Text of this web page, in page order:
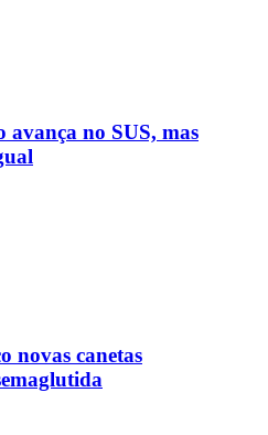
avança no SUS, mas
novas canetas